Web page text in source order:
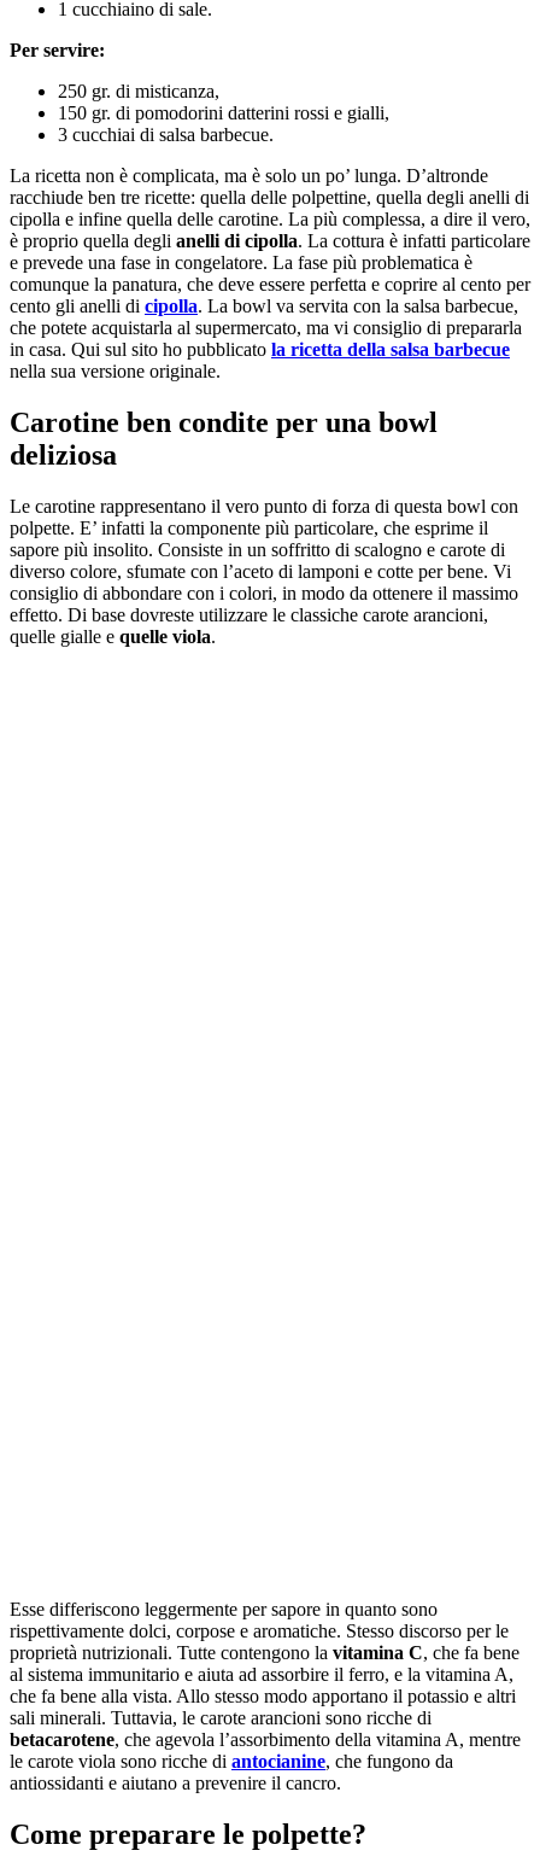
1 cucchiaino di sale.
Per servire:
250 gr. di misticanza,
150 gr. di pomodorini datterini rossi e gialli,
3 cucchiai di salsa barbecue.
La ricetta non è complicata, ma è solo un po’ lunga. D’altronde
racchiude ben tre ricette: quella delle polpettine, quella degli anelli di
cipolla e infine quella delle carotine. La più complessa, a dire il vero,
è proprio quella degli anelli di cipolla. La cottura è infatti particolare
e prevede una fase in congelatore. La fase più problematica è
comunque la panatura, che deve essere perfetta e coprire al cento per
cento gli anelli di cipolla. La bowl va servita con la salsa barbecue,
che potete acquistarla al supermercato, ma vi consiglio di prepararla
in casa. Qui sul sito ho pubblicato la ricetta della salsa barbecue
nella sua versione originale.
Carotine ben condite per una bowl
deliziosa
Le carotine rappresentano il vero punto di forza di questa bowl con
polpette. E’ infatti la componente più particolare, che esprime il
sapore più insolito. Consiste in un soffritto di scalogno e carote di
diverso colore, sfumate con l’aceto di lamponi e cotte per bene. Vi
consiglio di abbondare con i colori, in modo da ottenere il massimo
effetto. Di base dovreste utilizzare le classiche carote arancioni,
quelle gialle e quelle viola.
Esse differiscono leggermente per sapore in quanto sono
rispettivamente dolci, corpose e aromatiche. Stesso discorso per le
proprietà nutrizionali. Tutte contengono la vitamina C, che fa bene
al sistema immunitario e aiuta ad assorbire il ferro, e la vitamina A,
che fa bene alla vista. Allo stesso modo apportano il potassio e altri
sali minerali. Tuttavia, le carote arancioni sono ricche di
betacarotene, che agevola l’assorbimento della vitamina A, mentre
le carote viola sono ricche di antocianine, che fungono da
antiossidanti e aiutano a prevenire il cancro.
Come preparare le polpette?